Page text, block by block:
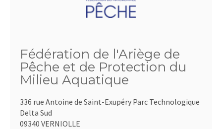
Fédération de l'Ariège de
Pêche et de Protection du
Milieu Aquatique
336 rue Antoine de Saint-Exupéry Parc Technologique
Delta Sud
09340 VERNIOLLE